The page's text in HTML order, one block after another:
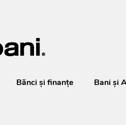
Bănci şi finanţe Bani și